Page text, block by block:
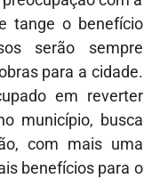
tange o benefício
serão sempre
para a cidade.
em reverter
município, busca
com mais uma
benefícios para o